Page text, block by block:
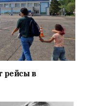
рейсы в